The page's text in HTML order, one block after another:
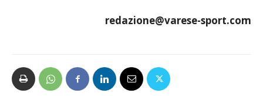
redazione@varese-sport.com